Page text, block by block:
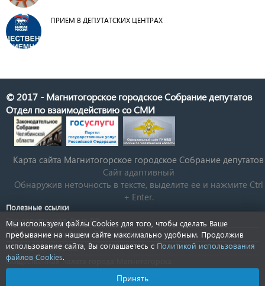
ПРИЕМ В ДЕПУТАТСКИХ ЦЕНТРАХ
© 2017 - Магнитогорское городское Собрание депутатов
Отдел по взаимодействию со СМИ
Карта сайта Магнитогорское городское Cобрание депутатов
Сайт адаптивный
Обнаружив неточность в тексте, выделите ее и нажмите Ctrl
+ Enter.
Полезные ссылки
Государственная Дума РФ
Губернатор Челябинской области
КСП Магнитогорска
Общественная палата города Магнитогорска
Новости Челябинской области
Мы используем файлы Cookies для того, чтобы сделать Ваше
пребывание на нашем сайте максимально удобным. Продолжив
использование сайта, Вы соглашаетесь с Политикой использования
файлов Cookies.
Принять